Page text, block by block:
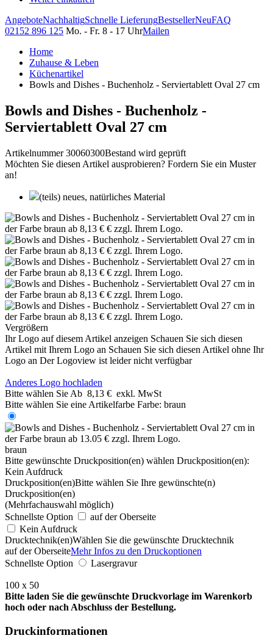
AngeboteNachhaltigSchnelle LieferungBestsellerNeuFAQ
02152 896 125 Mo. - Fr. 8 - 17 UhrMailen
Home
Zuhause & Leben
Küchenartikel
Bowls and Dishes - Buchenholz - Serviertablett Oval 27 cm
Bowls and Dishes - Buchenholz -
Serviertablett Oval 27 cm
Artikelnummer 30060300Bestand wird geprüft
Möchten Sie diesen Artikel ausprobieren? Fordern Sie ein Muster
an!
(teils) neues, natürliches Material
Vergrößern
Ihr Logo auf diesem Artikel anzeigen Schauen Sie sich diesen
Artikel mit Ihrem Logo an Schauen Sie sich diesen Artikel ohne Ihr
Logo an Der Logoview ist leider nicht verfügbar
Anderes Logo hochladen
Bitte wählen Sie Ab 8,13 € exkl. MwSt
Bitte wählen Sie eine Artikelfarbe Farbe: braun
braun
Bitte gewünschte Druckposition(en) wählen Druckposition(en):
Kein Aufdruck
Druckposition(en)Bitte wählen Sie Ihre gewünschte(n)
Druckposition(en)
(Mehrfachauswahl möglich)
Schnellste Option
auf der Oberseite
Kein Aufdruck
Drucktechnik(en)Wählen Sie die gewünschte Drucktechnik
auf der OberseiteMehr Infos zu den Druckoptionen
Schnellste Option
Lasergravur
100 x 50
Bitte laden Sie die gewünschte Druckvorlage im Warenkorb
hoch oder nach Abschluss der Bestellung.
Druckinformationen